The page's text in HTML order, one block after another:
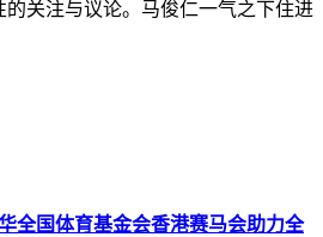
关注与议论。马俊仁一气之下住进
全国体育基金会香港赛马会助力全